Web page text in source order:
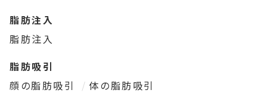
脂肪注入
脂肪注入
脂肪吸引
顔の脂肪吸引
体の脂肪吸引